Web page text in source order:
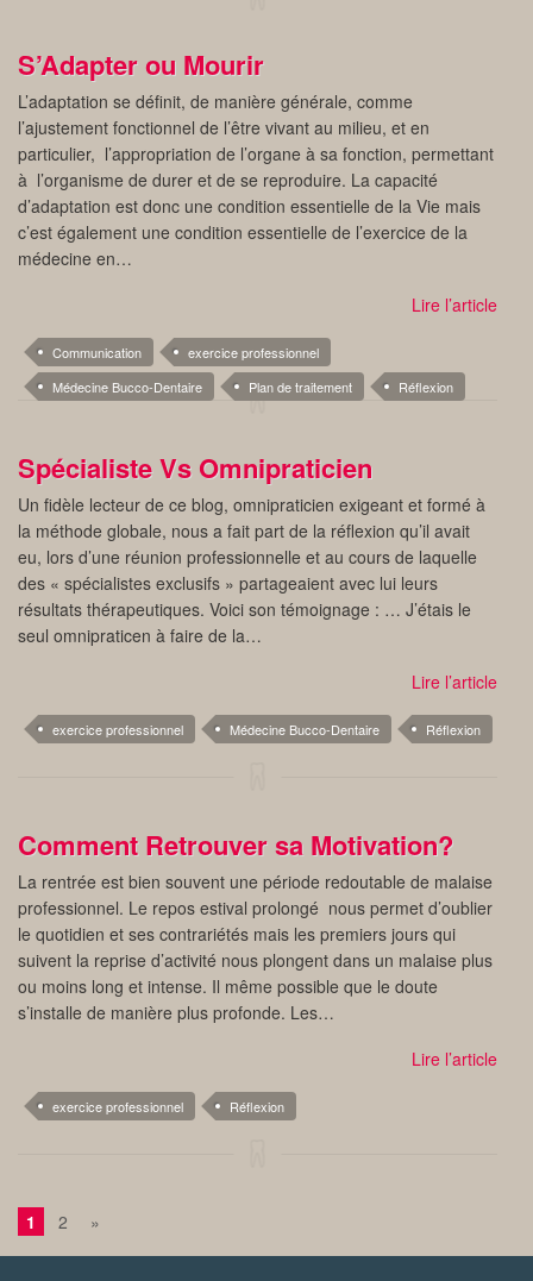
S’Adapter ou Mourir
L’adaptation se définit, de manière générale, comme
l’ajustement fonctionnel de l’être vivant au milieu, et en
particulier, l’appropriation de l’organe à sa fonction, permettant
à l’organisme de durer et de se reproduire. La capacité
d’adaptation est donc une condition essentielle de la Vie mais
c’est également une condition essentielle de l’exercice de la
médecine en…
Lire l’article
Communication
exercice professionnel
Médecine Bucco-Dentaire
Plan de traitement Réflexion
Spécialiste Vs Omnipraticien
Un fidèle lecteur de ce blog, omnipraticien exigeant et formé à
la méthode globale, nous a fait part de la réflexion qu’il avait
eu, lors d’une réunion professionnelle et au cours de laquelle
des « spécialistes exclusifs » partageaient avec lui leurs
résultats thérapeutiques. Voici son témoignage : … J’étais le
seul omnipraticen à faire de la…
Lire l’article
exercice professionnel Médecine Bucco-Dentaire Réflexion
Comment Retrouver sa Motivation?
La rentrée est bien souvent une période redoutable de malaise
professionnel. Le repos estival prolongé nous permet d’oublier
le quotidien et ses contrariétés mais les premiers jours qui
suivent la reprise d’activité nous plongent dans un malaise plus
ou moins long et intense. Il même possible que le doute
s’installe de manière plus profonde. Les…
Lire l’article
exercice professionnel Réflexion
1 2 »